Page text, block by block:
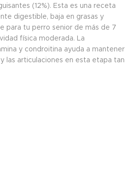
(12%). Esta es una receta
digestible, baja en grasas y
para tu perro senior de más de 7
física moderada. La
y condroitina ayuda a mantener
las articulaciones en esta etapa tan